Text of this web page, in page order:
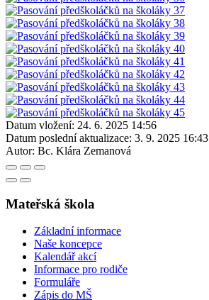
Datum vložení: 24. 6. 2025 14:56
Datum poslední aktualizace: 3. 9. 2025 16:43
Autor: Bc. Klára Zemanová
Mateřská škola
Základní informace
Naše koncepce
Kalendář akcí
Informace pro rodiče
Formuláře
Zápis do MŠ